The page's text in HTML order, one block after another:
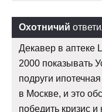
Охотничий
Декавер в аптеке
2000 показывать
подруги
в Москве, и это
победить кризис